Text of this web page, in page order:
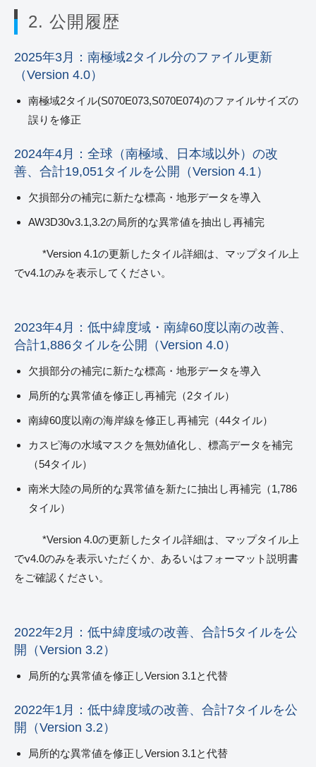
2. 公開履歴
2025年3月：南極域2タイル分のファイル更新
（Version 4.0）
南極域2タイル(S070E073,S070E074)のファイルサイズの
誤りを修正
2024年4月：全球（南極域、日本域以外）の改
善、合計19,051タイルを公開（Version 4.1）
欠損部分の補完に新たな標高・地形データを導入
AW3D30v3.1,3.2の局所的な異常値を抽出し再補完
*Version 4.1の更新したタイル詳細は、マップタイル上
でv4.1のみを表示してください。
2023年4月：低中緯度域・南緯60度以南の改善、
合計1,886タイルを公開（Version 4.0）
欠損部分の補完に新たな標高・地形データを導入
局所的な異常値を修正し再補完（2タイル）
南緯60度以南の海岸線を修正し再補完（44タイル）
カスピ海の水域マスクを無効値化し、標高データを補完
（54タイル）
南米大陸の局所的な異常値を新たに抽出し再補完（1,786
タイル）
*Version 4.0の更新したタイル詳細は、マップタイル上
でv4.0のみを表示いただくか、あるいはフォーマット説明書
をご確認ください。
2022年2月：低中緯度域の改善、合計5タイルを公
開（Version 3.2）
局所的な異常値を修正しVersion 3.1と代替
2022年1月：低中緯度域の改善、合計7タイルを公
開（Version 3.2）
局所的な異常値を修正しVersion 3.1と代替